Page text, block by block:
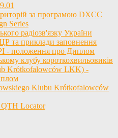
за програмою DXCC
Series
радіозв'язку України
та приклади заповнення
- положення про Диплом
клубу короткохвильовиків
Krótkofalowców LKK) -
Klubu Krótkofalowców
Locator